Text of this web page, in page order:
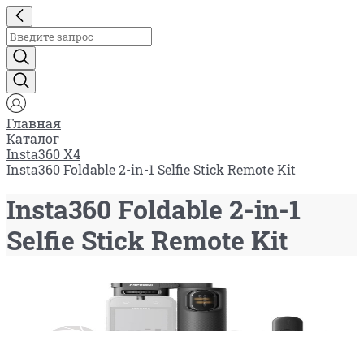
Главная
Каталог
Insta360 X4
Insta360 Foldable 2-in-1 Selfie Stick Remote Kit
Insta360 Foldable 2-in-1
Selfie Stick Remote Kit